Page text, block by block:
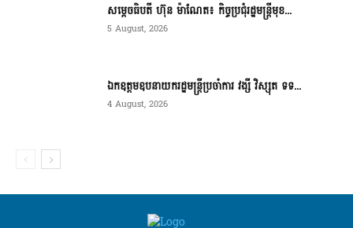
សម្ដេចធិបតី ហ៊ុន ម៉ាណែត៖ កិច្ចប្រជុំរដ្ឋមន្ត្រីមុខ...
5 August, 2026
ឯកឧត្តមឧបនាយករដ្ឋមន្ត្រីប្រចាំការ វង្សី វិស្សុត ទទ...
4 August, 2026